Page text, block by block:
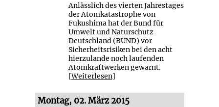
Anlässlich des vierten Jahrestages
der Atomkatastrophe von
Fukushima hat der Bund für
Umwelt und Naturschutz
Deutschland (BUND) vor
Sicherheitsrisiken bei den acht
hierzulande noch laufenden
Atomkraftwerken gewarnt.
[Weiterlesen]
Montag, 02. März 2015